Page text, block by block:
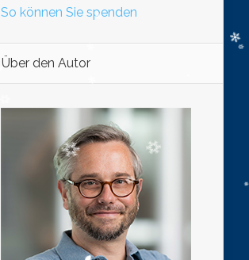
So können Sie spenden
Über den Autor